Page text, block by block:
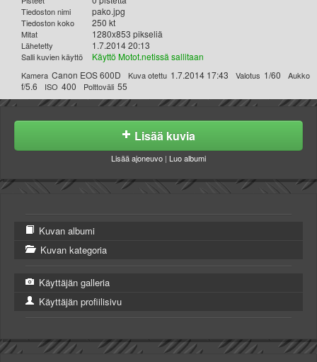
Suunnittele oma paita
Mainostus
Palaute
Kevytversio
Tiedoston nimi pako.jpg
Tiedoston koko 250 kt
Mitat 1280x853 pikseliä
Lähetetty 1.7.2014 20:13
Salli kuvien käyttö Käyttö Motot.netissä sallitaan
Kamera Canon EOS 600D Kuva otettu 1.7.2014 17:43 Valotus 1/60 Aukko
f/5.6 ISO 400 Polttoväli 55
Lisää kuvia
Lisää ajoneuvo | Luo albumi
Kuvan albumi
Kuvan kategoria
Käyttäjän galleria
Käyttäjän profiilisivu